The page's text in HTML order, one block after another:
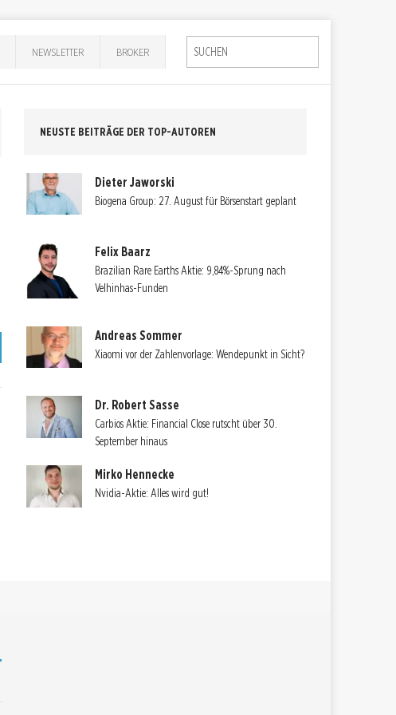
NEWSLETTER BROKER
NEUSTE BEITRÄGE DER TOP-AUTOREN
Dieter Jaworski
Biogena Group: 27. August für Börsenstart geplant
Felix Baarz
Brazilian Rare Earths Aktie: 9,84%-Sprung nach
Velhinhas-Funden
Andreas Sommer
Xiaomi vor der Zahlenvorlage: Wendepunkt in Sicht?
Dr. Robert Sasse
Carbios Aktie: Financial Close rutscht über 30.
September hinaus
Mirko Hennecke
Nvidia-Aktie: Alles wird gut!